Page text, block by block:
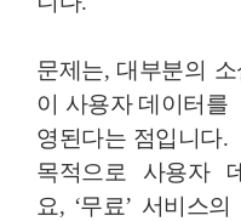
문제는, 대부분의
이 사용자 데이터를
영된다는 점입니다.
목적으로 사용자
요, ‘무료’ 서비스